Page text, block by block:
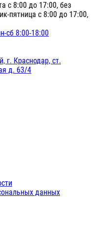
с 8:00 до 17:00, без
пятница с 8:00 до 17:00,
сб 8:00-18:00
г. Краснодар, ст.
д. 63/4
данных